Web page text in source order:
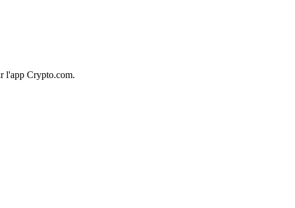
l'app Crypto.com.